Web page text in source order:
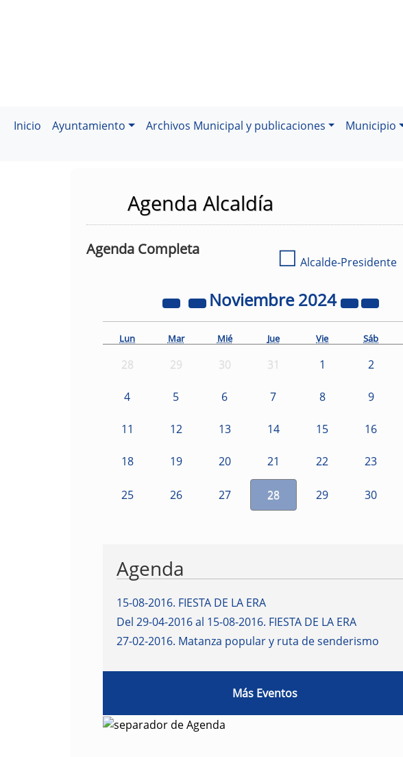
Inicio Ayuntamiento Archivos Municipal y publicaciones Municipio
Agenda Alcaldía
Agenda Completa ☐ Alcalde-Presidente
Noviembre2024
Lun Mar Mié Jue Vie Sáb
28 29 30 31 1 2
4 5 6 7 8 9
11 12 13 14 15 16
18 19 20 21 22 23
25 26 27 28 29 30
Agenda
15-08-2016. FIESTA DE LA ERA
Del 29-04-2016 al 15-08-2016. FIESTA DE LA ERA
27-02-2016. Matanza popular y ruta de senderismo
Más Eventos